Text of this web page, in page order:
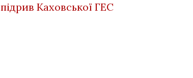
підрив Каховської ГЕС